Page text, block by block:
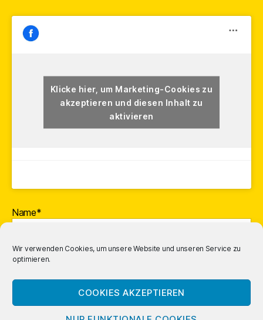
Wir verwenden Cookies, um unsere Website und unseren Service zu
optimieren.
COOKIES AKZEPTIEREN
Klicke hier, um Marketing-Cookies zu
akzeptieren und diesen Inhalt zu
aktivieren
Name*
E-Mail-Adresse*